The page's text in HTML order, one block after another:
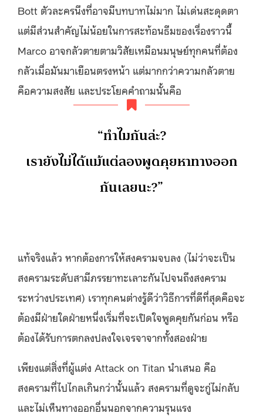
Bott ตัวละครนึงที่อาจมีบทบาทไม่มาก ไม่เด่นสะดุดตา
แต่มีส่วนสำคัญไม่น้อยในการสะท้อนธีมของเรื่องราวนี้
Marco อาจกลัวตายตามวิสัยเหมือนมนุษย์ทุกคนที่ต้อง
กลัวเมื่อมันมาเยือนตรงหน้า แต่มากกว่าความกลัวตาย
คือความสงสัย และประโยคคำถามนั้นคือ
“ทำไมกันล่ะ?
เรายังไม่ได้แม้แต่ลองพูดคุยหาทางออก
กันเลยนะ?”
แท้จริงแล้ว หากต้องการให้สงครามจบลง (ไม่ว่าจะเป็น
สงครามระดับสามีภรรยาทะเลาะกันไปจนถึงสงคราม
ระหว่างประเทศ) เราทุกคนต่างรู้ดีว่าวิธีการที่ดีที่สุดคือจะ
ต้องมีฝ่ายใดฝ่ายหนึ่งเริ่มที่จะเปิดใจพูดคุยกันก่อน หรือ
ต้องได้รับการตกลงปลงใจเจรจาจากทั้งสองฝ่าย
เพียงแต่สิ่งที่ผู้แต่ง Attack on Titan นำเสนอ คือ
สงครามที่ไปไกลเกินกว่านั้นแล้ว สงครามที่ดูจะกู่ไม่กลับ
และไม่เห็นทางออกอื่นนอกจากความรุนแรง